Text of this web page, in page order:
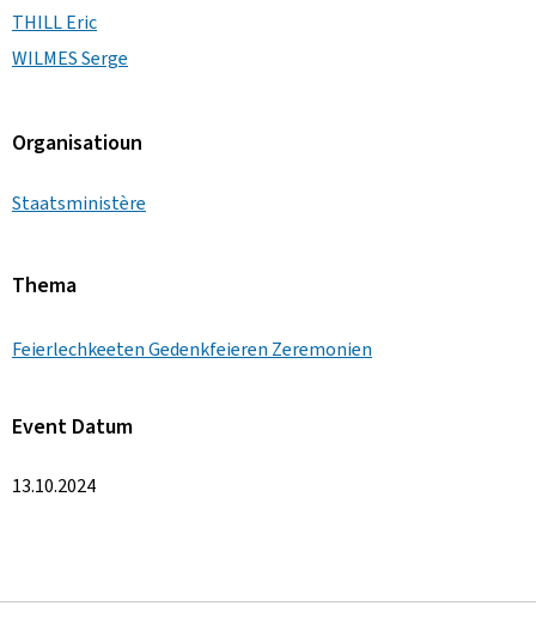
THILL Eric
WILMES Serge
Organisatioun
Staatsministère
Thema
Feierlechkeeten Gedenkfeieren Zeremonien
Event Datum
13.10.2024